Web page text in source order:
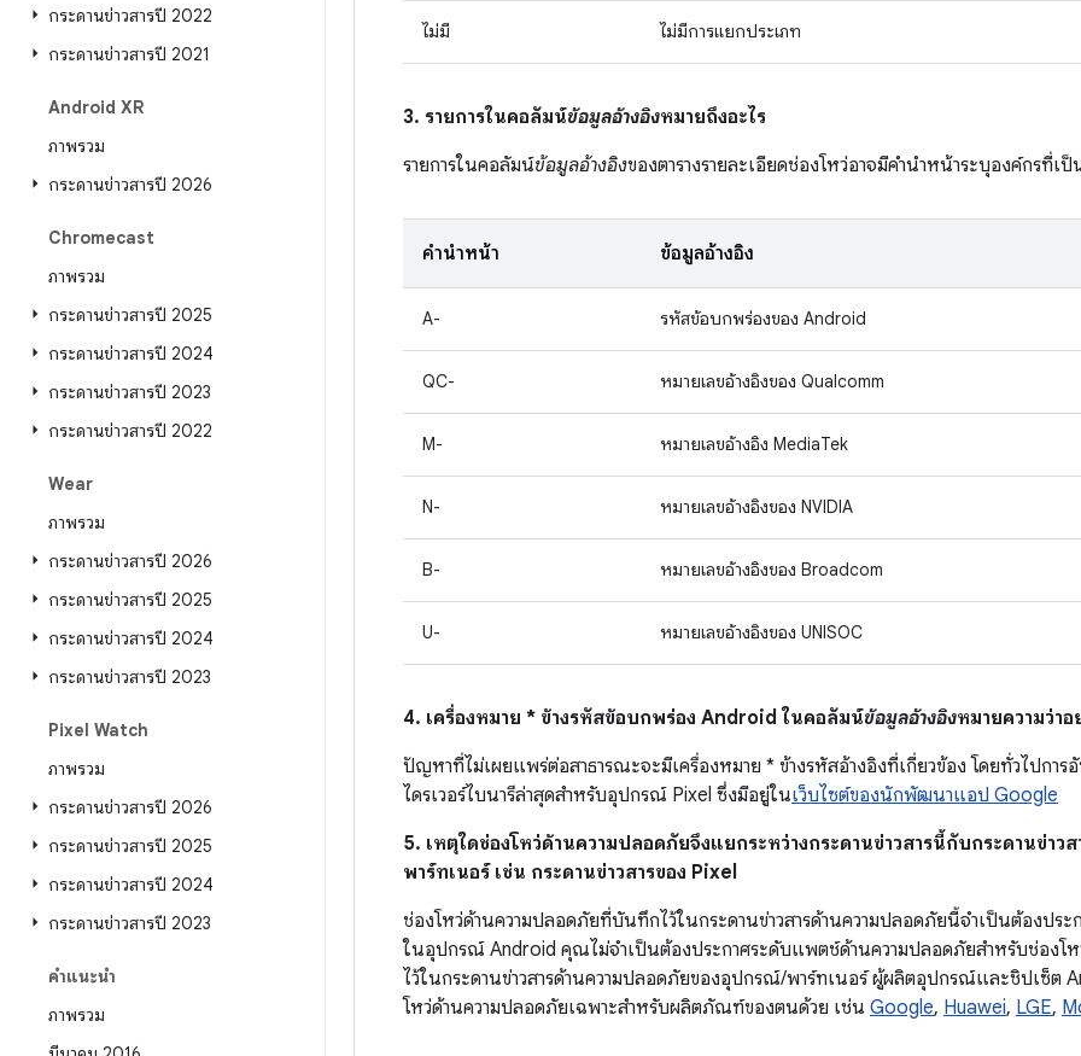
กระดานข่าวสารปี 2022
กระดานข่าวสารปี 2021
Android XR
ภาพรวม
กระดานข่าวสารปี 2026
Chromecast
ภาพรวม
กระดานข่าวสารปี 2025
กระดานข่าวสารปี 2024
กระดานข่าวสารปี 2023
กระดานข่าวสารปี 2022
Wear
ภาพรวม
กระดานข่าวสารปี 2026
กระดานข่าวสารปี 2025
กระดานข่าวสารปี 2024
กระดานข่าวสารปี 2023
Pixel Watch
ภาพรวม
กระดานข่าวสารปี 2026
กระดานข่าวสารปี 2025
กระดานข่าวสารปี 2024
กระดานข่าวสารปี 2023
คำแนะนำ
ภาพรวม
ไม่มี ไม่มีการแยกประเภท
3. รายการในคอลัมน์ข้อมูลอ้างอิงหมายถึงอะไร
รายการในคอลัมน์ข้อมูลอ้างอิงของตารางรายละเอียดช่องโหว่อาจมีคำนำหน้าระบุองค์กรที่เป็
คำนำหน้า ข้อมูลอ้างอิง
A- รหัสข้อบกพร่องของ Android
QC- หมายเลขอ้างอิงของ Qualcomm
M- หมายเลขอ้างอิง MediaTek
N- หมายเลขอ้างอิงของ NVIDIA
B- หมายเลขอ้างอิงของ Broadcom
U- หมายเลขอ้างอิงของ UNISOC
4. เครื่องหมาย * ข้างรหัสข้อบกพร่อง Android ในคอลัมน์ข้อมูลอ้างอิงหมายความว่าอ
ปัญหาที่ไม่เผยแพร่ต่อสาธารณะจะมีเครื่องหมาย * ข้างรหัสอ้างอิงที่เกี่ยวข้อง โดยทั่วไปกา
ไดรเวอร์ไบนารีล่าสุดสำหรับอุปกรณ์ Pixel ซึ่งมีอยู่ในเว็บไซต์ของนักพัฒนาแอป Google
5. เหตุใดช่องโหว่ด้านความปลอดภัยจึงแยกระหว่างกระดานข่าวสารนี้กับกระดานข่า
พาร์ทเนอร์ เช่น กระดานข่าวสารของ Pixel
ช่องโหว่ด้านความปลอดภัยที่บันทึกไว้ในกระดานข่าวสารด้านความปลอดภัยนี้จำเป็นต้องปร
ในอุปกรณ์ Android คุณไม่จำเป็นต้องประกาศระดับแพตช์ด้านความปลอดภัยสำหรับช่องโ
ไว้ในกระดานข่าวสารด้านความปลอดภัยของอุปกรณ์/พาร์ทเนอร์ ผู้ผลิตอุปกรณ์และชิปเซ็ต
โหว่ด้านความปลอดภัยเฉพาะสำหรับผลิตภัณฑ์ของตนด้วย เช่น Google, Huawei, LGE,